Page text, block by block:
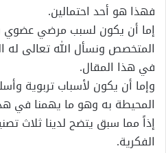
فهذا هو أحد احتمالين.
إما أن يكون لسبب مرضي عضوي
المتخصص ونسأل الله تعالى له
في هذا المقال.
وإما أن يكون لأسباب تربوية
المحيطة به وهو ما يهمنا في
إذاً مما سبق يتضح لدينا ثلاث
الفكرية.